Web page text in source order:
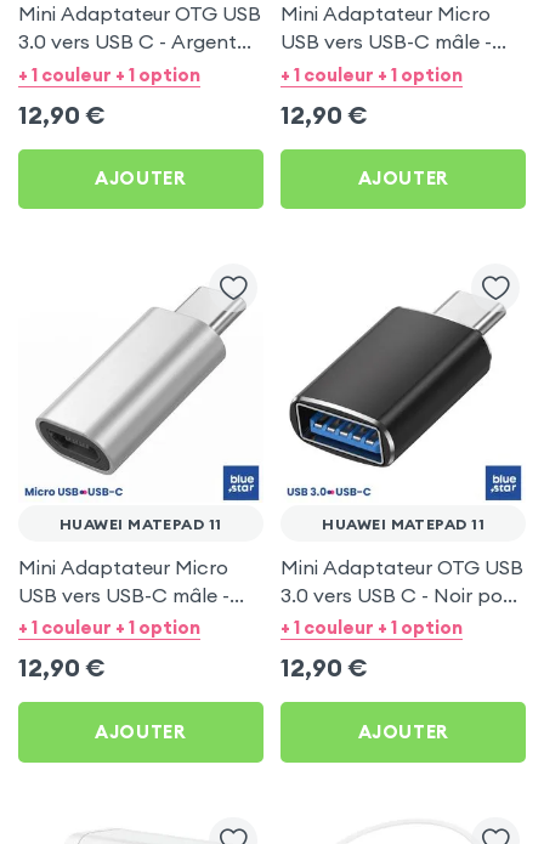
Mini Adaptateur OTG USB
3.0 vers USB C - Argent
pour Huawei MatePad 11
+ 1 couleur + 1 option
12,90 €
AJOUTER
Mini Adaptateur Micro
USB vers USB-C mâle -
Noir pour Huawei
+ 1 couleur + 1 option
12,90 €
AJOUTER
HUAWEI MATEPAD 11
Mini Adaptateur Micro
USB vers USB-C mâle -
Argent pour Huawei
+ 1 couleur + 1 option
12,90 €
AJOUTER
HUAWEI MATEPAD 11
Mini Adaptateur OTG USB
3.0 vers USB C - Noir pour
Huawei MatePad 11
+ 1 couleur + 1 option
12,90 €
AJOUTER